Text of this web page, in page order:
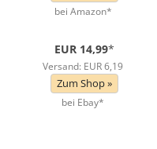
bei Amazon*
EUR 14,99*
Versand: EUR 6,19
Zum Shop »
bei Ebay*